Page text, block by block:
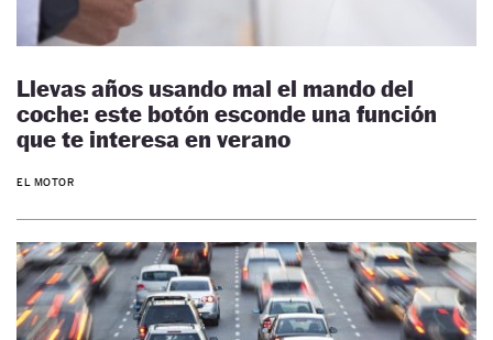
Llevas años usando mal el mando del
coche: este botón esconde una función
que te interesa en verano
EL MOTOR